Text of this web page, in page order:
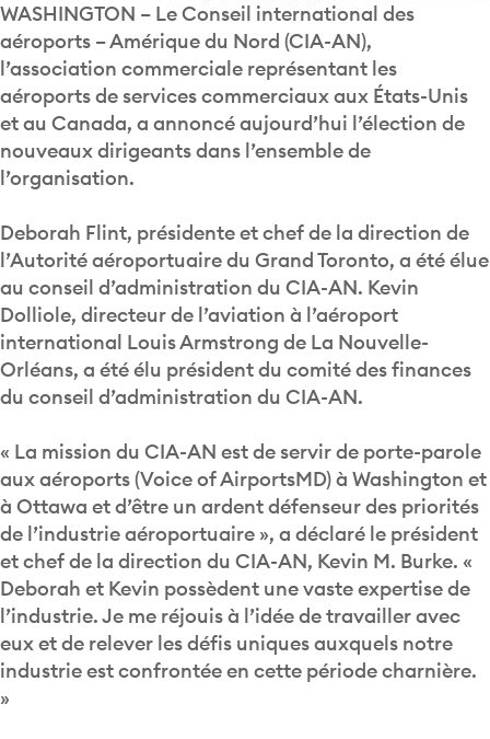
WASHINGTON – Le Conseil international des
aéroports – Amérique du Nord (CIA-AN),
l’association commerciale représentant les
aéroports de services commerciaux aux États-Unis
et au Canada, a annoncé aujourd’hui l’élection de
nouveaux dirigeants dans l’ensemble de
l’organisation.
Deborah Flint, présidente et chef de la direction de
l’Autorité aéroportuaire du Grand Toronto, a été élue
au conseil d’administration du CIA-AN. Kevin
Dolliole, directeur de l’aviation à l’aéroport
international Louis Armstrong de La Nouvelle-
Orléans, a été élu président du comité des finances
du conseil d’administration du CIA-AN.
« La mission du CIA-AN est de servir de porte-parole
aux aéroports (Voice of AirportsMD) à Washington et
à Ottawa et d’être un ardent défenseur des priorités
de l’industrie aéroportuaire », a déclaré le président
et chef de la direction du CIA-AN, Kevin M. Burke. «
Deborah et Kevin possèdent une vaste expertise de
l’industrie. Je me réjouis à l’idée de travailler avec
eux et de relever les défis uniques auxquels notre
industrie est confrontée en cette période charnière.
»